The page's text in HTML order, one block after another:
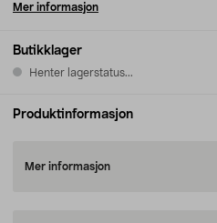
Butikklager
Henter lagerstatus...
Mer informasjon
Produktinformasjon
Mer informasjon